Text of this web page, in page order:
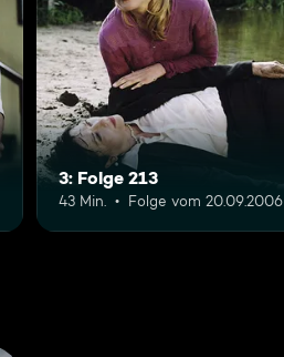
3: Folge 213
43 Min. Folge vom 20.09.2006